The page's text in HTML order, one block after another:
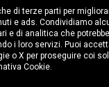
di terze parti per
e ads. Condividiamo
e di analitica che
i loro servizi. Puoi
o X per proseguire coi
Cookie.